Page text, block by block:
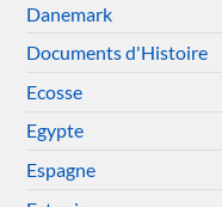
Danemark
Documents d'Histoire
Ecosse
Egypte
Espagne